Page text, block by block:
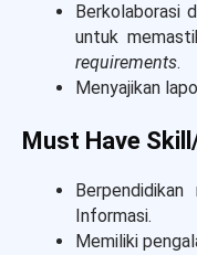
Berkolaborasi
untuk
requirements.
Menyajikan
Must Have
Informasi.
Memiliki